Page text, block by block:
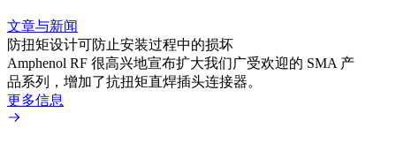
文章与新闻
防扭矩设计可防止安装过程中的损坏
Amphenol RF 很高兴地宣布扩大我们广受欢迎的 SMA 产
品系列，增加了抗扭矩直焊插头连接器。
更多信息